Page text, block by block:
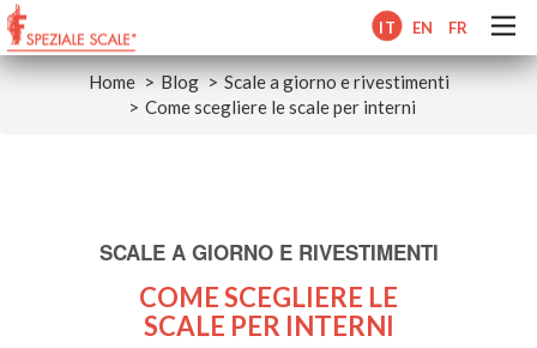
IT EN FR
Home Blog
Scale a giorno e rivestimenti
Come scegliere le scale per interni
SCALE A GIORNO E RIVESTIMENTI
COME SCEGLIERE LE
SCALE PER INTERNI